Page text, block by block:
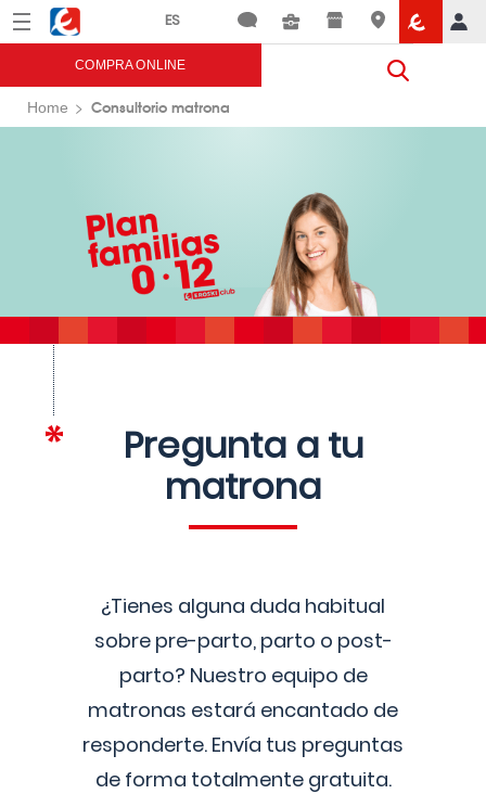
Menú Eroski
COMPRA ONLINE
Home Consultorio matrona
Pregunta a tu
matrona
¿Tienes alguna duda habitual
sobre pre-parto, parto o post-
parto? Nuestro equipo de
matronas estará encantado de
responderte. Envía tus preguntas
de forma totalmente gratuita.